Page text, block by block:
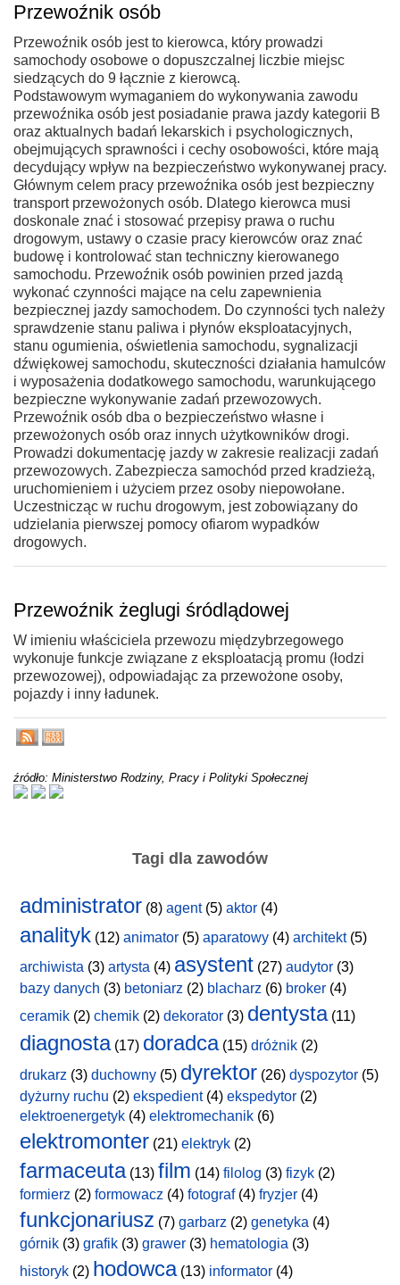
Przewoźnik osób
Przewoźnik osób jest to kierowca, który prowadzi
samochody osobowe o dopuszczalnej liczbie miejsc
siedzących do 9 łącznie z kierowcą.
Podstawowym wymaganiem do wykonywania zawodu
przewoźnika osób jest posiadanie prawa jazdy kategorii B
oraz aktualnych badań lekarskich i psychologicznych,
obejmujących sprawności i cechy osobowości, które mają
decydujący wpływ na bezpieczeństwo wykonywanej pracy.
Głównym celem pracy przewoźnika osób jest bezpieczny
transport przewożonych osób. Dlatego kierowca musi
doskonale znać i stosować przepisy prawa o ruchu
drogowym, ustawy o czasie pracy kierowców oraz znać
budowę i kontrolować stan techniczny kierowanego
samochodu. Przewoźnik osób powinien przed jazdą
wykonać czynności mające na celu zapewnienia
bezpiecznej jazdy samochodem. Do czynności tych należy
sprawdzenie stanu paliwa i płynów eksploatacyjnych,
stanu ogumienia, oświetlenia samochodu, sygnalizacji
dźwiękowej samochodu, skuteczności działania hamulców
i wyposażenia dodatkowego samochodu, warunkującego
bezpieczne wykonywanie zadań przewozowych.
Przewoźnik osób dba o bezpieczeństwo własne i
przewożonych osób oraz innych użytkowników drogi.
Prowadzi dokumentację jazdy w zakresie realizacji zadań
przewozowych. Zabezpiecza samochód przed kradzieżą,
uruchomieniem i użyciem przez osoby niepowołane.
Uczestnicząc w ruchu drogowym, jest zobowiązany do
udzielania pierwszej pomocy ofiarom wypadków
drogowych.
Przewoźnik żeglugi śródlądowej
W imieniu właściciela przewozu międzybrzegowego
wykonuje funkcje związane z eksploatacją promu (łodzi
przewozowej), odpowiadając za przewożone osoby,
pojazdy i inny ładunek.
źródło: Ministerstwo Rodziny, Pracy i Polityki Społecznej
Tagi dla zawodów
administrator (8) agent(5) aktor (4)
analityk (12) animator (5) aparatowy (4) architekt(5)
archiwista (3) artysta (4) asystent (27) audytor (3)
bazy danych (3) betoniarz (2) blacharz (6) broker (4)
ceramik (2) chemik (2) dekorator (3) dentysta(11)
diagnosta(17) doradca(15) dróżnik (2)
drukarz (3) duchowny (5) dyrektor (26) dyspozytor (5)
dyżurny ruchu (2) ekspedient(4) ekspedytor (2)
elektroenergetyk (4) elektromechanik (6)
elektromonter (21) elektryk (2)
farmaceuta(13) film (14) filolog (3) fizyk (2)
formierz (2) formowacz (4) fotograf(4) fryzjer (4)
funkcjonariusz (7) garbarz (2) genetyka (4)
górnik (3) grafik (3) grawer (3) hematologia (3)
historyk (2) hodowca(13) informator (4)